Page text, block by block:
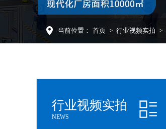
当前位置： 首页 > 行业视频实拍 >
行业视频实拍
NEWS